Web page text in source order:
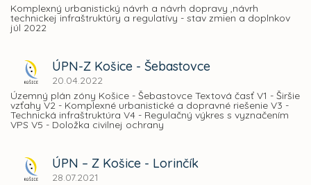
Komplexný urbanistický návrh a návrh dopravy ,návrh
technickej infraštruktúry a regulatívy - stav zmien a doplnkov
júl 2022
ÚPN-Z Košice - Šebastovce
20.04.2022
Územný plán zóny Košice - Šebastovce Textová časť V1 - Širšie
vzťahy V2 - Komplexné urbanistické a dopravné riešenie V3 -
Technická infraštruktúra V4 - Regulačný výkres s vyznačením
VPS V5 - Doložka civilnej ochrany
ÚPN – Z Košice - Lorinčík
28.07.2021